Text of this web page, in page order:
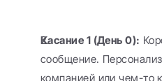
Касание 1 (День 0):
сообщение.
компанией или чем-то